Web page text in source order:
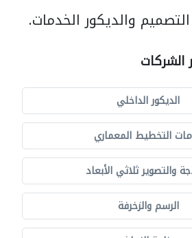
والديكور الخدمات.
الشركات
الديكور الداخلي
التخطيط المعماري
والتصوير ثلاثي الأبعاد
الرسم والزخرفة